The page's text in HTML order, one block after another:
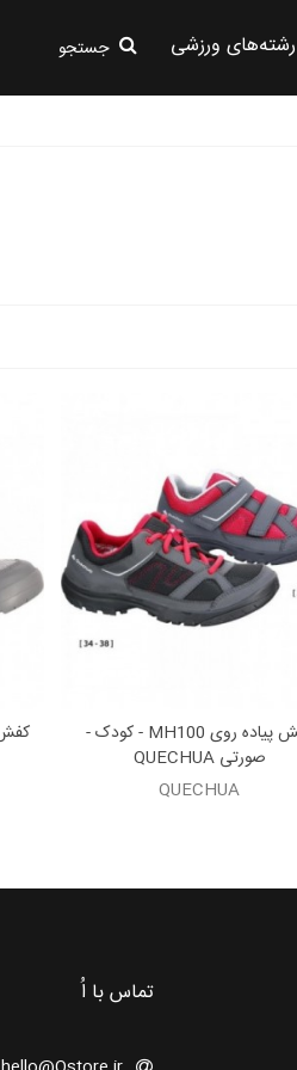
رشته‌های ورزشی جستجو
کفش پیاده روی MH100 - کودک -
صورتی QUECHUA
QUECHUA
تماس با اُ